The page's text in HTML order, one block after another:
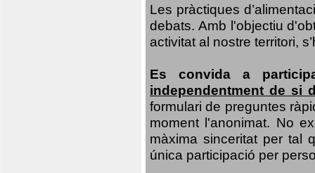
Les pràctiques
debats. Amb l'objectiu
activitat al nostre territori,
Es convida a
independentment de si
formulari de preguntes
moment l'anonimat. No
màxima sinceritat per tal
única participació per